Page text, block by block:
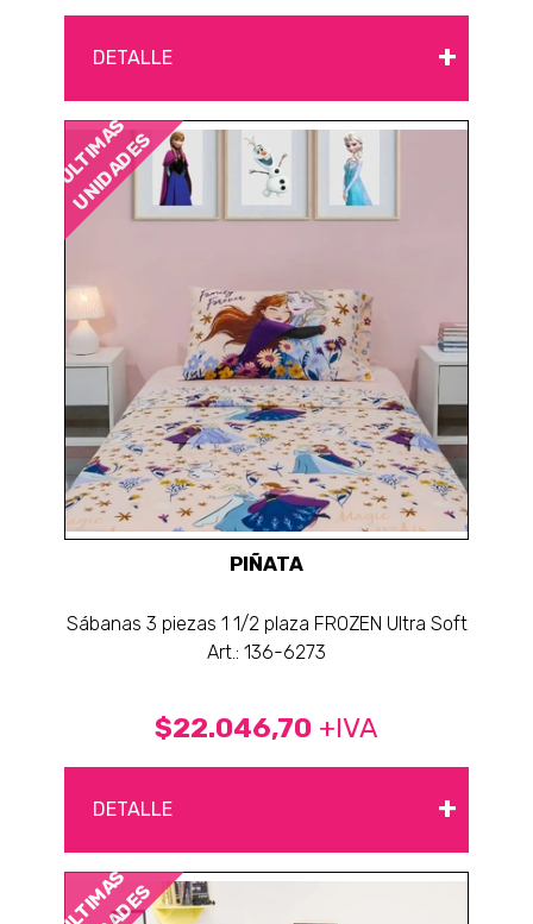
DETALLE +
ÚLTIMAS
UNIDADES
PIÑATA
Sábanas 3 piezas 1 1/2 plaza FROZEN Ultra Soft
Art.: 136-6273
$22.046,70 +IVA
DETALLE +
ÚLTIMAS